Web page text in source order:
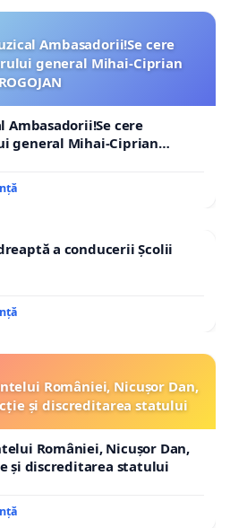
Ambasadorii!Se cere
general Mihai-Ciprian
ROGOJAN
Ambasadorii!Se cere
general Mihai-Ciprian
a conducerii Școlii
României, Nicușor Dan,
și discreditarea statului
României, Nicușor Dan,
și discreditarea statului